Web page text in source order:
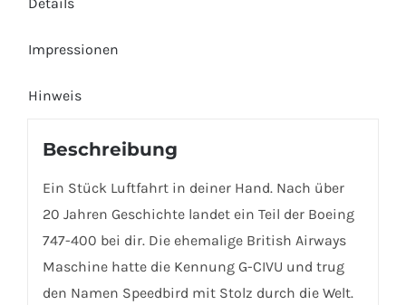
Impressionen
Hinweis
Beschreibung
Ein Stück Luftfahrt in deiner Hand. Nach über
20 Jahren Geschichte landet ein Teil der Boeing
747-400 bei dir. Die ehemalige British Airways
Maschine hatte die Kennung G-CIVU und trug
den Namen Speedbird mit Stolz durch die Welt.